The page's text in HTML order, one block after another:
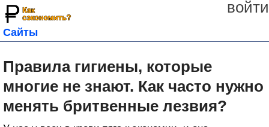
войти
Сайты
Правила гигиены, которые
многие не знают. Как часто нужно
менять бритвенные лезвия?